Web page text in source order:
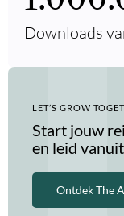
Downloads
LET’S GROW
Start jouw
en leid
Ontdek The